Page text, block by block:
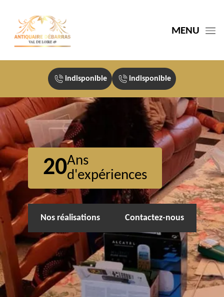
MENU
indisponible indisponible
20Ans
d'expériences
Nos réalisations Contactez-nous